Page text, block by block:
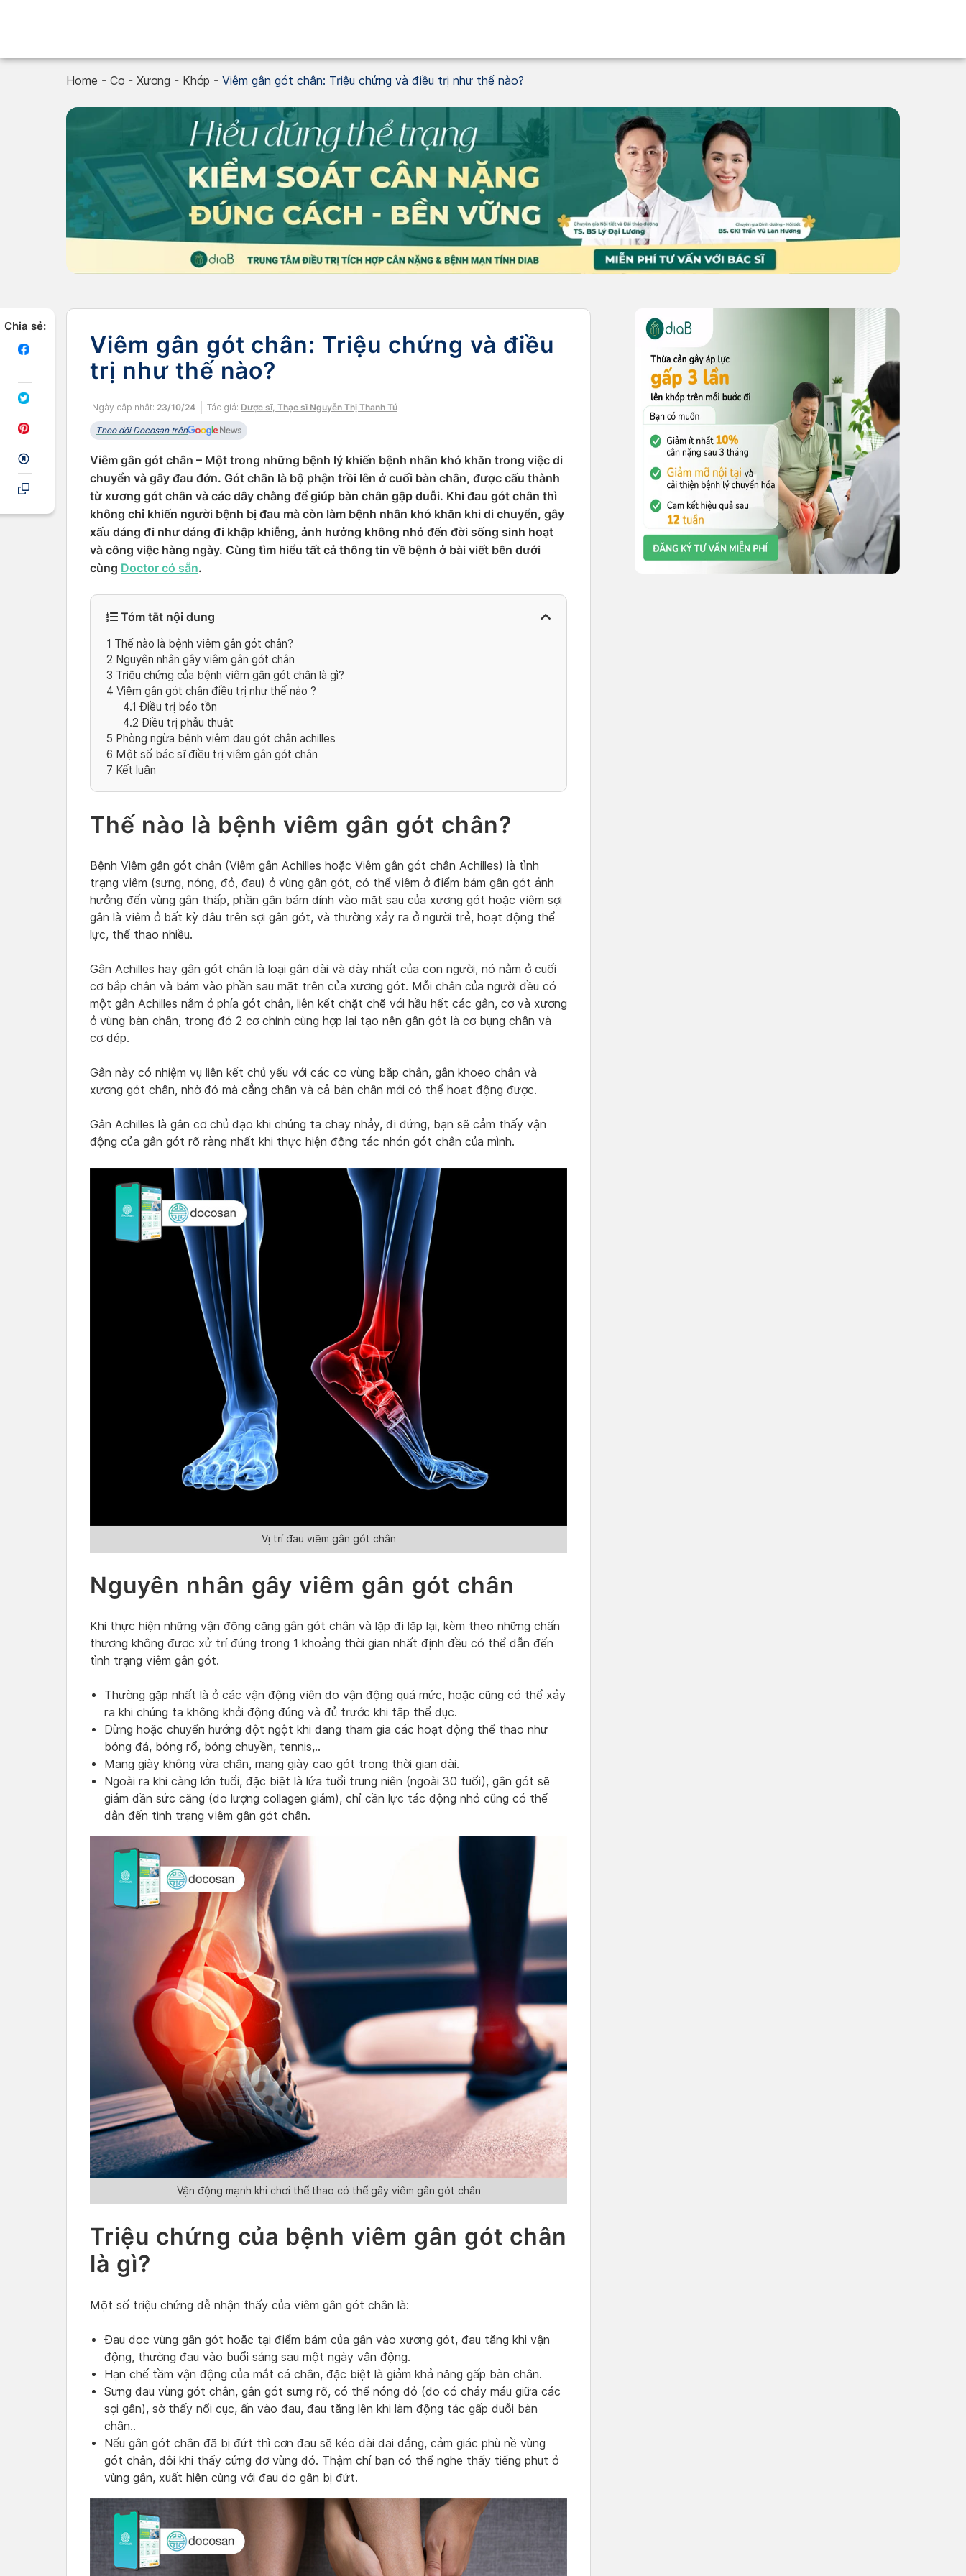
Home - Cơ - Xương - Khớp - Viêm gân gót chân: Triệu chứng và điều trị như thế nào?
Chia sẻ:
Viêm gân gót chân: Triệu chứng và điều
trị như thế nào?
Ngày cập nhật: 23/10/24 Tác giả: Dược sĩ, Thạc sĩ Nguyễn Thị Thanh Tú
Theo dõi Docosan trên
Viêm gân gót chân – Một trong những bệnh lý khiến bệnh nhân khó khăn trong việc di
chuyển và gây đau đớn. Gót chân là bộ phận trồi lên ở cuối bàn chân, được cấu thành
từ xương gót chân và các dây chằng để giúp bàn chân gập duỗi. Khi đau gót chân thì
không chỉ khiến người bệnh bị đau mà còn làm bệnh nhân khó khăn khi di chuyển, gây
xấu dáng đi như dáng đi khập khiễng, ảnh hưởng không nhỏ đến đời sống sinh hoạt
và công việc hàng ngày. Cùng tìm hiểu tất cả thông tin về bệnh ở bài viết bên dưới
cùng Doctor có sẵn.
Tóm tắt nội dung
1 Thế nào là bệnh viêm gân gót chân?
2 Nguyên nhân gây viêm gân gót chân
3 Triệu chứng của bệnh viêm gân gót chân là gì?
4 Viêm gân gót chân điều trị như thế nào ?
4.1 Điều trị bảo tồn
4.2 Điều trị phẫu thuật
5 Phòng ngừa bệnh viêm đau gót chân achilles
6 Một số bác sĩ điều trị viêm gân gót chân
7 Kết luận
Thế nào là bệnh viêm gân gót chân?
Bệnh Viêm gân gót chân (Viêm gân Achilles hoặc Viêm gân gót chân Achilles) là tình
trạng viêm (sưng, nóng, đỏ, đau) ở vùng gân gót, có thể viêm ở điểm bám gân gót ảnh
hưởng đến vùng gân thấp, phần gân bám dính vào mặt sau của xương gót hoặc viêm sợi
gân là viêm ở bất kỳ đâu trên sợi gân gót, và thường xảy ra ở người trẻ, hoạt động thể
lực, thể thao nhiều.
Gân Achilles hay gân gót chân là loại gân dài và dày nhất của con người, nó nằm ở cuối
cơ bắp chân và bám vào phần sau mặt trên của xương gót. Mỗi chân của người đều có
một gân Achilles nằm ở phía gót chân, liên kết chặt chẽ với hầu hết các gân, cơ và xương
ở vùng bàn chân, trong đó 2 cơ chính cùng hợp lại tạo nên gân gót là cơ bụng chân và
cơ dép.
Gân này có nhiệm vụ liên kết chủ yếu với các cơ vùng bắp chân, gân khoeo chân và
xương gót chân, nhờ đó mà cẳng chân và cả bàn chân mới có thể hoạt động được.
Gân Achilles là gân cơ chủ đạo khi chúng ta chạy nhảy, đi đứng, bạn sẽ cảm thấy vận
động của gân gót rõ ràng nhất khi thực hiện động tác nhón gót chân của mình.
Vị trí đau viêm gân gót chân
Nguyên nhân gây viêm gân gót chân
Khi thực hiện những vận động căng gân gót chân và lặp đi lặp lại, kèm theo những chấn
thương không được xử trí đúng trong 1 khoảng thời gian nhất định đều có thể dẫn đến
tình trạng viêm gân gót.
Thường gặp nhất là ở các vận động viên do vận động quá mức, hoặc cũng có thể xảy
ra khi chúng ta không khởi động đúng và đủ trước khi tập thể dục.
Dừng hoặc chuyển hướng đột ngột khi đang tham gia các hoạt động thể thao như
bóng đá, bóng rổ, bóng chuyền, tennis,..
Mang giày không vừa chân, mang giày cao gót trong thời gian dài.
Ngoài ra khi càng lớn tuổi, đặc biệt là lứa tuổi trung niên (ngoài 30 tuổi), gân gót sẽ
giảm dần sức căng (do lượng collagen giảm), chỉ cần lực tác động nhỏ cũng có thể
dẫn đến tình trạng viêm gân gót chân.
Vận động mạnh khi chơi thể thao có thể gây viêm gân gót chân
Triệu chứng của bệnh viêm gân gót chân
là gì?
Một số triệu chứng dễ nhận thấy của viêm gân gót chân là:
Đau dọc vùng gân gót hoặc tại điểm bám của gân vào xương gót, đau tăng khi vận
động, thường đau vào buổi sáng sau một ngày vận động.
Hạn chế tầm vận động của mắt cá chân, đặc biệt là giảm khả năng gấp bàn chân.
Sưng đau vùng gót chân, gân gót sưng rõ, có thể nóng đỏ (do có chảy máu giữa các
sợi gân), sờ thấy nổi cục, ấn vào đau, đau tăng lên khi làm động tác gấp duỗi bàn
chân..
Nếu gân gót chân đã bị đứt thì cơn đau sẽ kéo dài dai dẳng, cảm giác phù nề vùng
gót chân, đôi khi thấy cứng đơ vùng đó. Thậm chí bạn có thể nghe thấy tiếng phụt ở
vùng gân, xuất hiện cùng với đau do gân bị đứt.